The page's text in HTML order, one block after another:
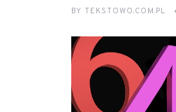
BY TEKSTOWO.COM.PL